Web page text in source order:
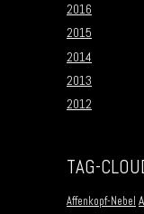
2016
2015
2014
2013
2012
TAG-
Affenkopf-Nebel